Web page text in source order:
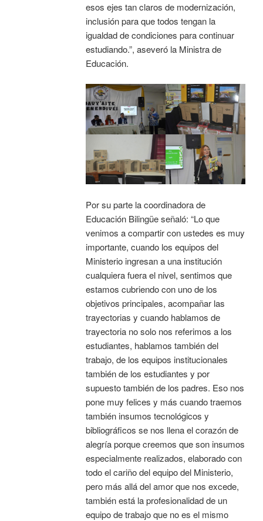
esos ejes tan claros de modernización,
inclusión para que todos tengan la
igualdad de condiciones para continuar
estudiando.”, aseveró la Ministra de
Educación.
Por su parte la coordinadora de
Educación Bilingüe señaló: “Lo que
venimos a compartir con ustedes es muy
importante, cuando los equipos del
Ministerio ingresan a una institución
cualquiera fuera el nivel, sentimos que
estamos cubriendo con uno de los
objetivos principales, acompañar las
trayectorias y cuando hablamos de
trayectoria no solo nos referimos a los
estudiantes, hablamos también del
trabajo, de los equipos institucionales
también de los estudiantes y por
supuesto también de los padres. Eso nos
pone muy felices y más cuando traemos
también insumos tecnológicos y
bibliográficos se nos llena el corazón de
alegría porque creemos que son insumos
especialmente realizados, elaborado con
todo el cariño del equipo del Ministerio,
pero más allá del amor que nos excede,
también está la profesionalidad de un
equipo de trabajo que no es el mismo